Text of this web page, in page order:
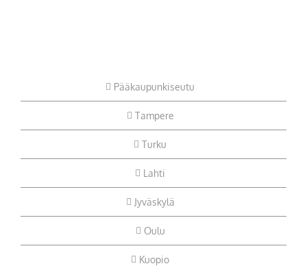
Pääkaupunkiseutu
Tampere
Turku
Lahti
Jyväskylä
Oulu
Kuopio